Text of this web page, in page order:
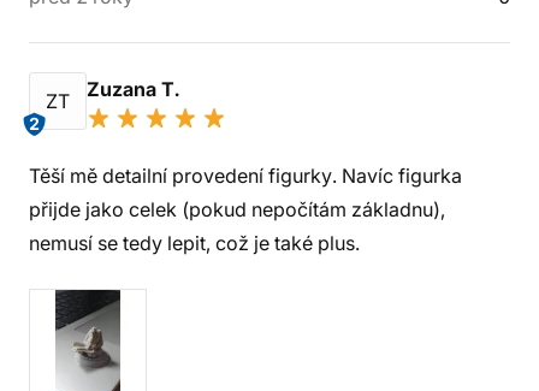
ZT
2
Zuzana T.
Těší mě detailní provedení figurky. Navíc figurka
přijde jako celek (pokud nepočítám základnu),
nemusí se tedy lepit, což je také plus.